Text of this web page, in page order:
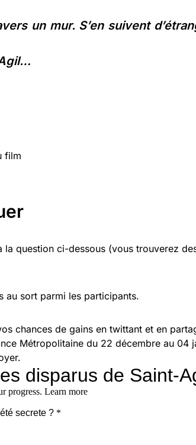
un mur. S’en suivent
film
la question ci-dessous (vous trouverez
au sort parmi les participants.
chances de gains en twittant et en
Métropolitaine du 22 décembre au 04